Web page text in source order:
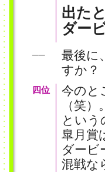
出た
ダー
──
最後に
すか？
四位
今のと
（笑）。
という
皐月賞
ダービ
混戦な